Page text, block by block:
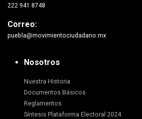
222 941 8748
Correo:
puebla@movimientociudadano.mx
Nosotros
Nuestra Historia
Documentos Básicos
Reglamentos
Síntesis Plataforma Electoral 2024